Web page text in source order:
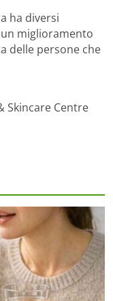
ha diversi
miglioramento
delle persone che
Skincare Centre